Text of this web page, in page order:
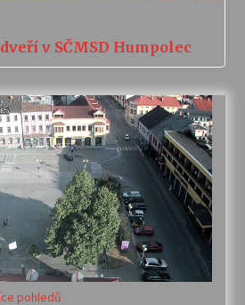
v SČMSD Humpolec
pohledů